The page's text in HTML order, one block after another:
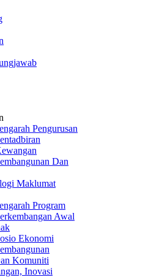
Pengurusan
Dan
Maklumat
Program
Awal
Ekonomi
Komuniti
Inovasi